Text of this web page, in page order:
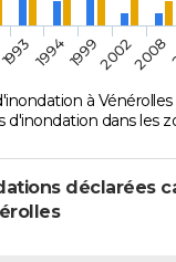
à Vénérolles
d'inondation dans les
19931994199920022008
déclarées